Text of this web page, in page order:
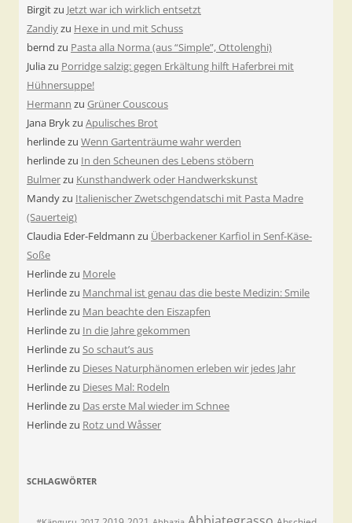
Birgitzu Jetzt war ich wirklich entsetzt
Zandiyzu Hexe in und mit Schuss
bernd zu Pasta alla Norma (aus “Simple”, Ottolenghi)
Juliazu Porridge salzig: gegen Erkältung hilft Haferbrei mit
Hühnersuppe!
Hermann zu Grüner Couscous
Jana Brykzu Apulisches Brot
herlindezu Wenn Gartenträume wahr werden
herlindezu In den Scheunen des Lebens stöbern
Bulmerzu Kunsthandwerk oder Handwerkskunst
Mandyzu Italienischer Zwetschgendatschi mit Pasta Madre
(Sauerteig)
Claudia Eder-Feldmann zu Überbackener Karfiol in Senf-Käse-
Soße
Herlindezu Morele
Herlindezu Manchmal ist genau das die beste Medizin: Smile
Herlindezu Man beachte den Eiszapfen
Herlindezu In die Jahre gekommen
Herlindezu So schaut’s aus
Herlindezu Dieses Naturphänomen erleben wir jedes Jahr
Herlindezu Dieses Mal: Rodeln
Herlindezu Das erste Mal wieder im Schnee
Herlindezu Rotz und Wåsser
SCHLAGWÖRTER